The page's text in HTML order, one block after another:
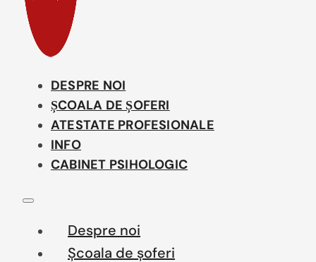
DESPRE NOI
ȘCOALA DE ȘOFERI
ATESTATE PROFESIONALE
INFO
CABINET PSIHOLOGIC
Despre noi
Școala de șoferi